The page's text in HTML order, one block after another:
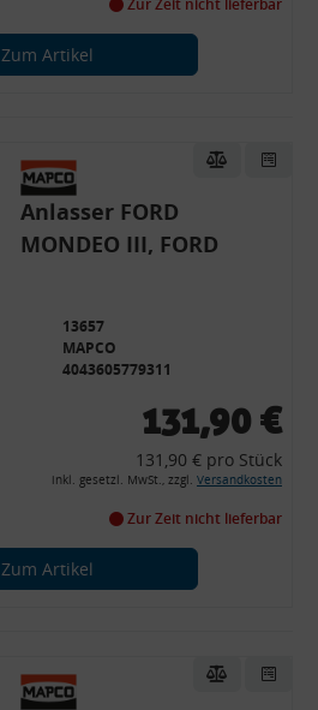
Zur Zeit nicht lieferbar
Zum Artikel
Anlasser FORD
MONDEO III, FORD
13657
MAPCO
4043605779311
131,90 €
131,90 € pro Stück
inkl. gesetzl. MwSt., zzgl. Versandkosten
Zur Zeit nicht lieferbar
Zum Artikel